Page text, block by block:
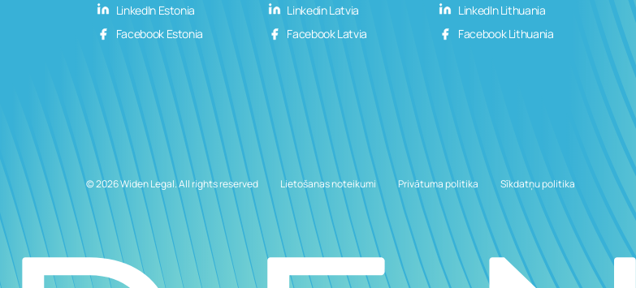
LinkedIn Estonia
Facebook Estonia
Linkedin Latvia
Facebook Latvia
LinkedIn Lithuania
Facebook Lithuania
© 2026 Widen Legal. All rights reserved Lietošanas noteikumi Privātuma politika Sīkdatņu politika